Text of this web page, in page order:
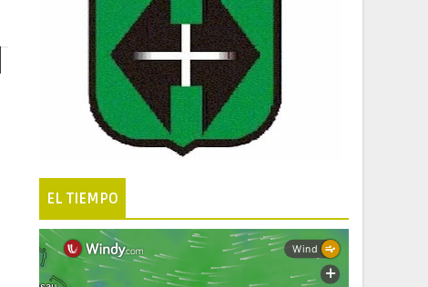
EL TIEMPO